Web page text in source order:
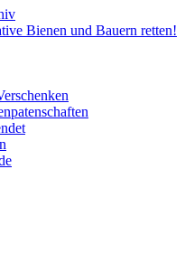
Bienen und Bauern retten!